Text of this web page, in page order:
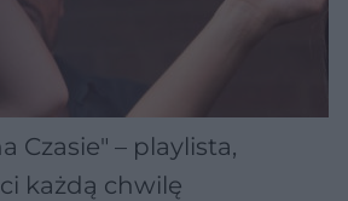
Czasie" – playlista,
każdą chwilę